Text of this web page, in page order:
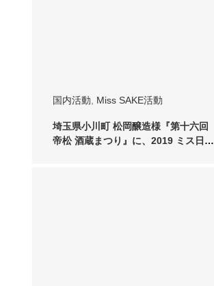
国内活動 Miss SAKE活動
埼玉県小川町 松岡醸造様『第十六回
帝松 酒蔵まつり』に、2019 ミス日本